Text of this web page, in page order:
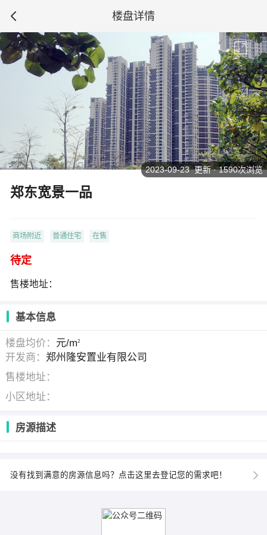
楼盘详情
郑东宽景一品
商场附近 普通住宅 在售
待定
售楼地址：
2023-09-23 更新 · 1590次浏览
基本信息
楼盘均价： 元/m2
开发商：郑州隆安置业有限公司
售楼地址：
小区地址：
房源描述
没有找到满意的房源信息吗？点击这里去登记您的需求吧！